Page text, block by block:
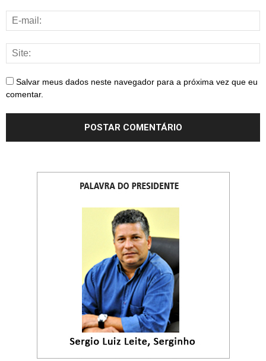
Salvar meus dados neste navegador para a próxima vez que eu
comentar.